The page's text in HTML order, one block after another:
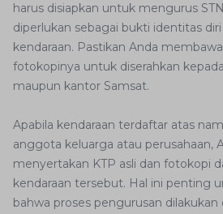
harus disiapkan untuk mengurus
diperlukan sebagai bukti identitas
kendaraan. Pastikan Anda
fotokopinya untuk diserahkan
maupun kantor Samsat.
Apabila kendaraan terdaftar atas
anggota keluarga atau perusahaan,
menyertakan KTP asli dan fotokopi
kendaraan tersebut. Hal ini penting
bahwa proses pengurusan dilakukan